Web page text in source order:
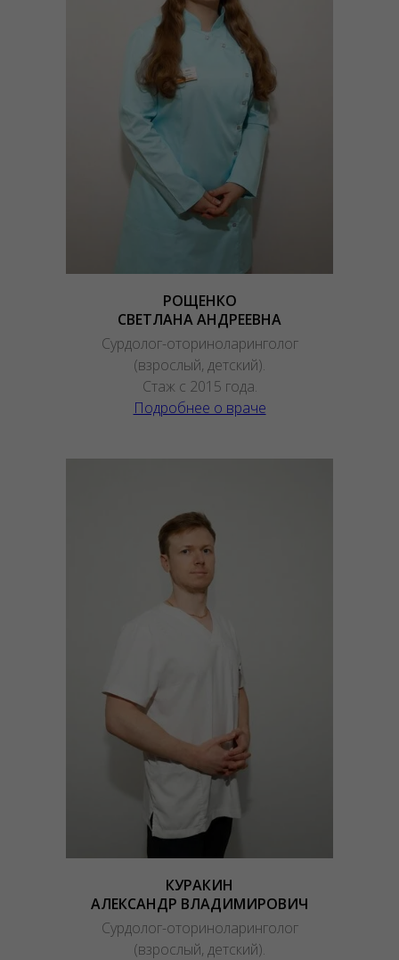
РОЩЕНКО
СВЕТЛАНА АНДРЕЕВНА
Сурдолог-оториноларинголог
(взрослый, детский).
Стаж с 2015 года.
Подробнее о враче
КУРАКИН
АЛЕКСАНДР ВЛАДИМИРОВИЧ
Сурдолог-оториноларинголог
(взрослый, детский).